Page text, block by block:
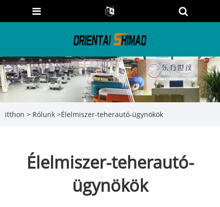
itthon > Rólunk >Élelmiszer-teherautó-ügynökök
Élelmiszer-teherautó-
ügynökök